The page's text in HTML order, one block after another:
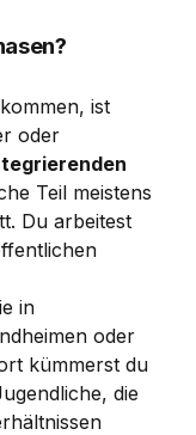
ist
oder
Teil meistens
Du arbeitest
in
oder
kümmerst du
die